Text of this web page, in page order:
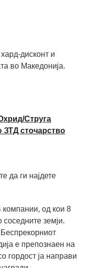
дисконт и
во Македонија.
Струга
ЗТД сточарство
да ги најдете
од кои 8
земји.
е препознаен на
гордост ја направи